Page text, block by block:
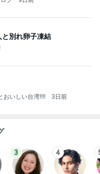
と別れ卵子凍結
おいしい台湾!!!! 3日前
3 4